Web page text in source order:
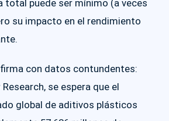
total puede ser mínimo (a veces
su impacto en el rendimiento
con datos contundentes:
se espera que el
global de aditivos plásticos